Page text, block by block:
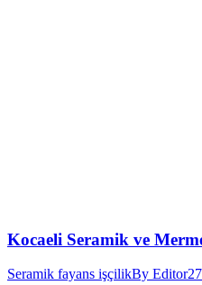
Kocaeli Seramik ve
Seramik fayans işçilikBy Editor